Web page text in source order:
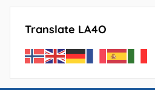
Translate LA4O